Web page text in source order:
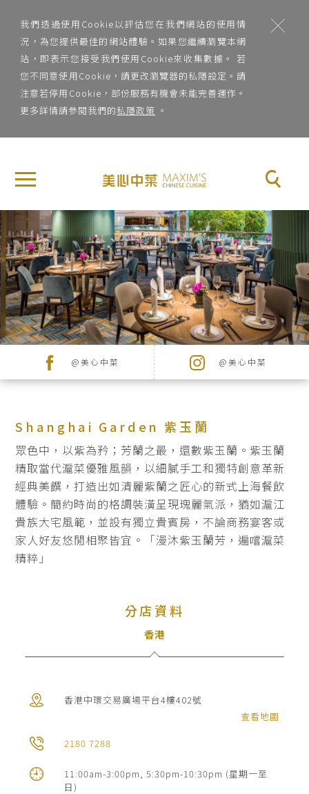
我們透過使用Cookie以評估您在我們網站的使用情
況，為您提供最佳的網站體驗。如果您繼續瀏覽本網
站，即表示您接受我們使用Cookie來收集數據。 若
您不同意使用Cookie，請更改瀏覽器的私隱設定。請
注意若停用Cookie，部份服務有機會未能完善運作。
更多詳情請參閱我們的私隱政策 。
×
於
中
菜
品
牌
新
廣
宴
會
及
婚
宴
地區
菜
系
菜系
品
牌
搜尋
Previous
@美心中菜 @美心中菜
Shanghai Garden 紫玉蘭
眾色中，以紫為矜；芳蘭之最，還數紫玉蘭。紫玉蘭
精取當代滬菜優雅風韻，以細膩手工和獨特創意革新
經典美饌，打造出如清麗紫蘭之 匠心的新式上海餐飲
體驗。簡約時尚的格調裝潢呈現瑰麗氣派，猶如滬江
貴族大宅風範，並設有獨立貴賓房，不論商務宴客或
家人好友悠閒相聚皆宜。「漫沐紫玉蘭芳，遍嚐滬菜
精粹」
分店資料
香港
香港中環交易廣場平台4樓402號
查看地圖
2180 7288
11:00am-3:00pm, 5:30pm-10:30pm (星期一至
日)